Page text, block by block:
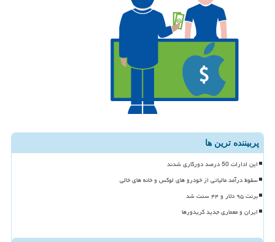
پربیننده ترین ها
این ادارات 50 درصد دورکاری شدند
سقوط درآمد مالیاتی از خودرو های لوکس و خانه های خالی
برنت ۹۵ دلار و ۴۴ سنت شد
ایران و معماری جدید کریدورها